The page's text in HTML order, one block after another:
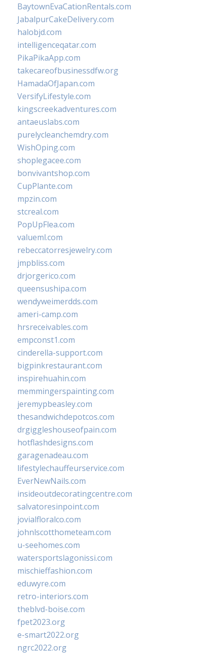
BaytownEvaCationRentals.com
JabalpurCakeDelivery.com
halobjd.com
intelligenceqatar.com
PikaPikaApp.com
takecareofbusinessdfw.org
HamadaOfJapan.com
VersifyLifestyle.com
kingscreekadventures.com
antaeuslabs.com
purelycleanchemdry.com
WishOping.com
shoplegacee.com
bonvivantshop.com
CupPlante.com
mpzin.com
stcreal.com
PopUpFlea.com
valueml.com
rebeccatorresjewelry.com
jmpbliss.com
drjorgerico.com
queensushipa.com
wendyweimerdds.com
ameri-camp.com
hrsreceivables.com
empconst1.com
cinderella-support.com
bigpinkrestaurant.com
inspirehuahin.com
memmingerspainting.com
jeremypbeasley.com
thesandwichdepotcos.com
drgiggleshouseofpain.com
hotflashdesigns.com
garagenadeau.com
lifestylechauffeurservice.com
EverNewNails.com
insideoutdecoratingcentre.com
salvatoresinpoint.com
jovialfloralco.com
johnlscotthometeam.com
u-seehomes.com
watersportslagonissi.com
mischieffashion.com
eduwyre.com
retro-interiors.com
theblvd-boise.com
fpet2023.org
e-smart2022.org
ngrc2022.org